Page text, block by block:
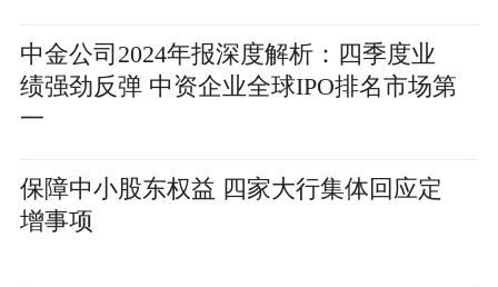
中金公司2024年报深度解析：四季度业
绩强劲反弹 中资企业全球IPO排名市场第
一
保障中小股东权益 四家大行集体回应定
增事项